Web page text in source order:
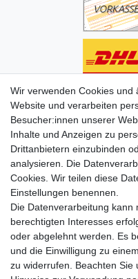
Informationen
Zahlung
Versand & Lieferung
Batterien & Pfand
Altölverordnung
Infos zum Elektrogesetz
ODR-Verordnung
FAQs
Hilfe
Kontakt
Mein Konto
Wir verwenden Cookies und
Website und verarbeiten
Besucher:innen unserer
Inhalte und Anzeigen zu
Drittanbietern einzubinden
analysieren. Die
Cookies. Wir teilen diese
Einstellungen benennen.
Die Datenverarbeitung kann
berechtigten Interesses
oder abgelehnt werden. Es
und die Einwilligung zu
zu widerrufen. Beachten Sie